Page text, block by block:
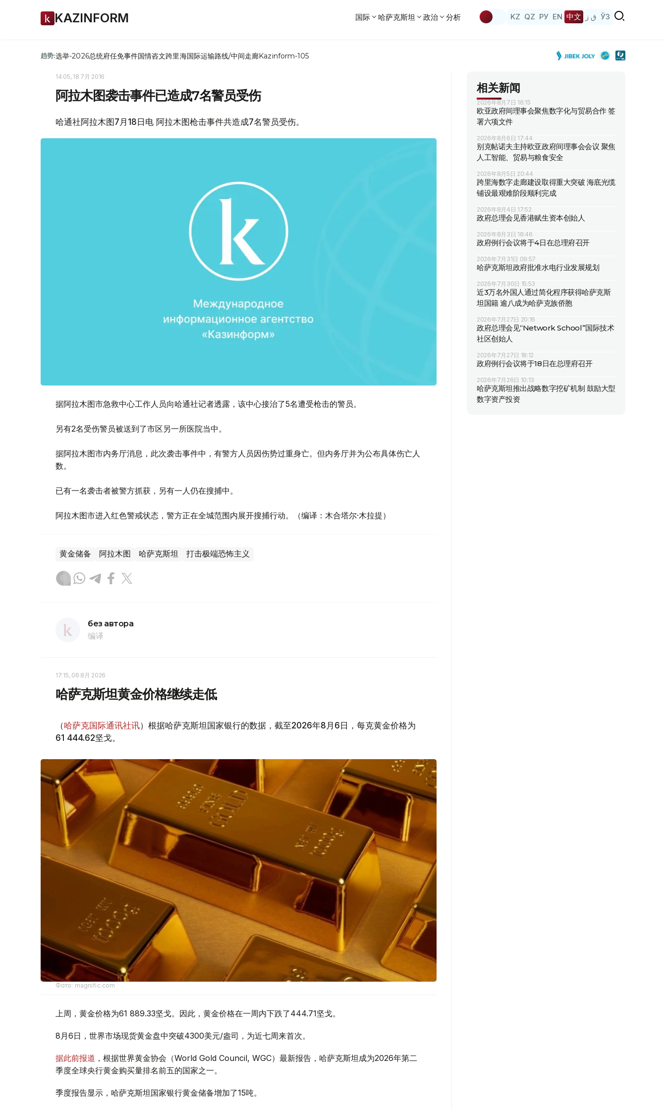
KAZINFORM 国际 哈萨克斯坦 政治 分析 KZ QZ РУ EN 中文 ق ز ЎЗ
趋势:选举-2026总统府任免事件国情咨文跨里海国际运输路线/中间走廊Kazinform-105
14:05, 18 7月 2016
阿拉木图袭击事件已造成7名警员受伤
哈通社阿拉木图7月18日电 阿拉木图枪击事件共造成7名警员受伤。
据阿拉木图市急救中心工作人员向哈通社记者透露，该中心接治了5名遭受枪击的警员。
另有2名受伤警员被送到了市区另一所医院当中。
据阿拉木图市内务厅消息，此次袭击事件中，有警方人员因伤势过重身亡。但内务厅并为公布具体伤亡人
数。
已有一名袭击者被警方抓获，另有一人仍在搜捕中。
阿拉木图市进入红色警戒状态，警方正在全城范围内展开搜捕行动。（编译：木合塔尔·木拉提）
黄金储备 阿拉木图 哈萨克斯坦 打击极端恐怖主义
без автора
编译
17:15, 06 8月 2026
哈萨克斯坦黄金价格继续走低
（哈萨克国际通讯社讯）根据哈萨克斯坦国家银行的数据，截至2026年8月6日，每克黄金价格为
61 444.62坚戈。
Фото: magnific.com
上周，黄金价格为61 889.33坚戈。因此，黄金价格在一周内下跌了444.71坚戈。
8月6日，世界市场现货黄金盘中突破4300美元/盎司，为近七周来首次。
据此前报道 ，根据世界黄金协会（World Gold Council, WGC）最新报告，哈萨克斯坦成为2026年第二
季度全球央行黄金购买量排名前五的国家之一。
季度报告显示，哈萨克斯坦国家银行黄金储备增加了15吨。
相关新闻
2026年8月7日 16:15
欧亚政府间理事会聚焦数字化与贸易合作 签
署六项文件
2026年8月6日 17:44
别克帖诺夫主持欧亚政府间理事会会议 聚焦
人工智能、贸易与粮食安全
2026年8月5日 20:44
跨里海数字走廊建设取得重大突破 海底光缆
铺设最艰难阶段顺利完成
2026年8月4日 17:52
政府总理会见香港赋生资本创始人
2026年8月3日 18:46
政府例行会议将于4日在总理府召开
2026年7月31日 09:57
哈萨克斯坦政府批准水电行业发展规划
2026年7月30日 15:53
近3万名外国人通过简化程序获得哈萨克斯
坦国籍 逾八成为哈萨克族侨胞
2026年7月27日 20:16
政府总理会见“Network School”国际技术
社区创始人
2026年7月27日 18:12
政府例行会议将于18日在总理府召开
2026年7月26日 10:13
哈萨克斯坦推出战略数字挖矿机制 鼓励大型
数字资产投资